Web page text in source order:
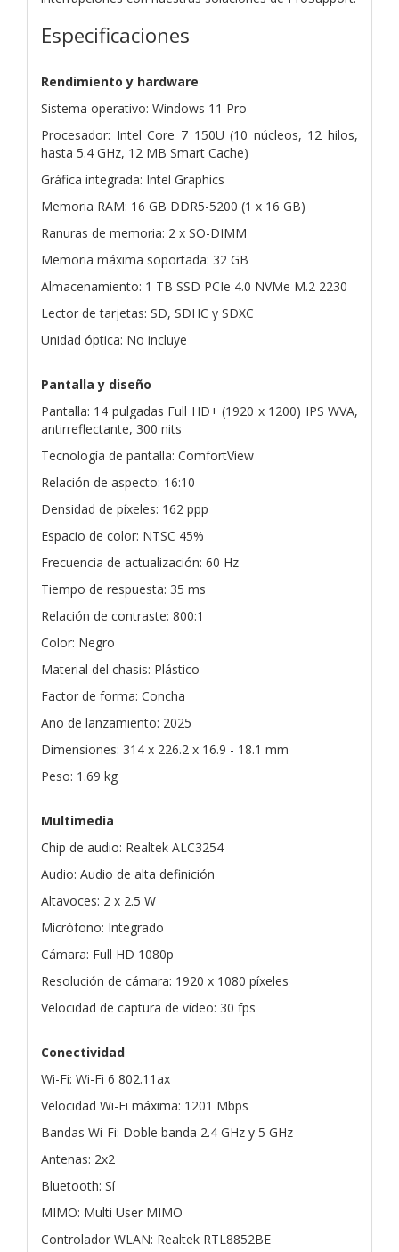
Especificaciones
Rendimiento y hardware
Sistema operativo: Windows 11 Pro
Procesador: Intel Core 7 150U (10 núcleos, 12 hilos,
hasta 5.4 GHz, 12 MB Smart Cache)
Gráfica integrada: Intel Graphics
Memoria RAM: 16 GB DDR5-5200 (1 x 16 GB)
Ranuras de memoria: 2 x SO-DIMM
Memoria máxima soportada: 32 GB
Almacenamiento: 1 TB SSD PCIe 4.0 NVMe M.2 2230
Lector de tarjetas: SD, SDHC y SDXC
Unidad óptica: No incluye
Pantalla y diseño
Pantalla: 14 pulgadas Full HD+ (1920 x 1200) IPS WVA,
antirreflectante, 300 nits
Tecnología de pantalla: ComfortView
Relación de aspecto: 16:10
Densidad de píxeles: 162 ppp
Espacio de color: NTSC 45%
Frecuencia de actualización: 60 Hz
Tiempo de respuesta: 35 ms
Relación de contraste: 800:1
Color: Negro
Material del chasis: Plástico
Factor de forma: Concha
Año de lanzamiento: 2025
Dimensiones: 314 x 226.2 x 16.9 - 18.1 mm
Peso: 1.69 kg
Multimedia
Chip de audio: Realtek ALC3254
Audio: Audio de alta definición
Altavoces: 2 x 2.5 W
Micrófono: Integrado
Cámara: Full HD 1080p
Resolución de cámara: 1920 x 1080 píxeles
Velocidad de captura de vídeo: 30 fps
Conectividad
Wi-Fi: Wi-Fi 6 802.11ax
Velocidad Wi-Fi máxima: 1201 Mbps
Bandas Wi-Fi: Doble banda 2.4 GHz y 5 GHz
Antenas: 2x2
Bluetooth: Sí
MIMO: Multi User MIMO
Controlador WLAN: Realtek RTL8852BE